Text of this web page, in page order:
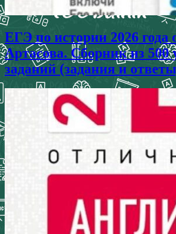
ЕГЭ по истории 2026 года
Артасова. Сборник из 500
заданий (задания и